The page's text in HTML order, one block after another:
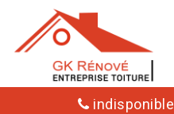
indisponible